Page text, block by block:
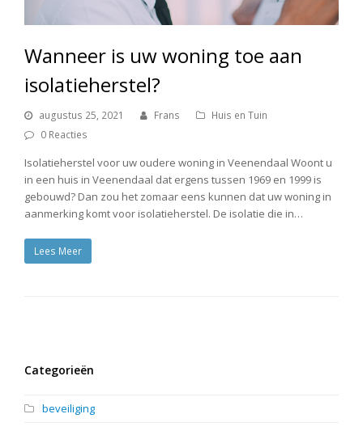
Wanneer is uw woning toe aan
isolatieherstel?
augustus 25, 2021 Frans
Huis en Tuin
0 Reacties
Isolatieherstel voor uw oudere woning in Veenendaal Woont u
in een huis in Veenendaal dat ergens tussen 1969 en 1999 is
gebouwd? Dan zou het zomaar eens kunnen dat uw woning in
aanmerking komt voor isolatieherstel. De isolatie die in…
Lees Meer
Categorieën
beveiliging